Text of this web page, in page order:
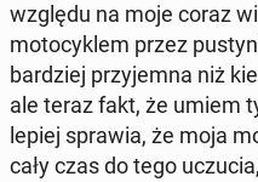
względu na moje coraz
mo­to­cy­klem przez
bar­dziej przy­jem­na niż
ale teraz fakt, że umiem
lepiej sprawia, że moja
cały czas do tego